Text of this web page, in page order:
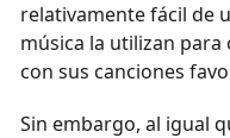
relativamente fácil de
música la utilizan
con sus canciones
Sin embargo, al igual